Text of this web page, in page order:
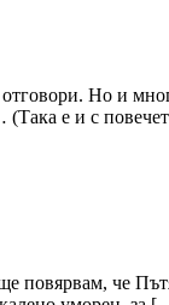
Но и
е и с
повярвам, че